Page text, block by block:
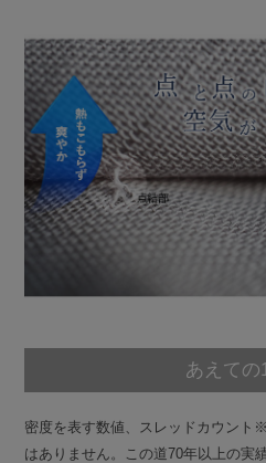
あえての
密度を表す数値、スレッドカウント
はありません。この道70年以上の実